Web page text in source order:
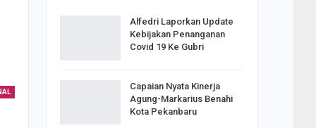
Alfedri Laporkan Update
Kebijakan Penanganan
Covid 19 Ke Gubri
Capaian Nyata Kinerja
Agung-Markarius Benahi
Kota Pekanbaru